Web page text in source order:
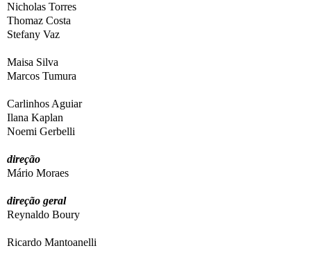
Nicholas Torres
Thomaz Costa
Stefany Vaz
Maisa Silva
Marcos Tumura
Carlinhos Aguiar
Ilana Kaplan
Noemi Gerbelli
direção
Mário Moraes
direção geral
Reynaldo Boury
Ricardo Mantoanelli